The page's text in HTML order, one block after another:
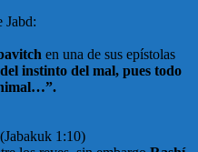
Jabd:
en una de sus epístolas
instinto del mal, pues todo
1:10)